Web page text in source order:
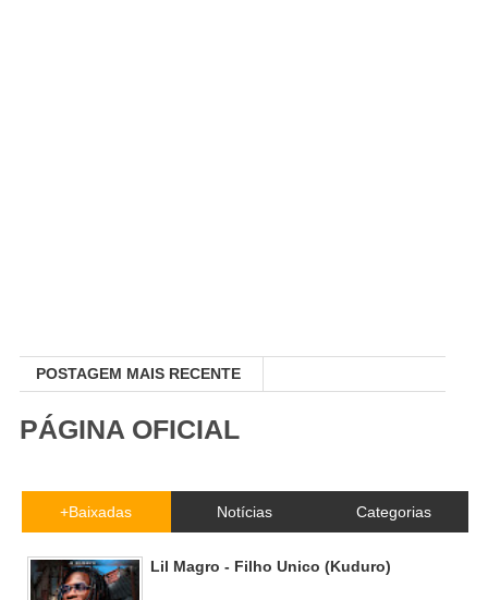
POSTAGEM MAIS RECENTE
PÁGINA OFICIAL
+Baixadas Notícias Categorias
Lil Magro - Filho Unico (Kuduro)